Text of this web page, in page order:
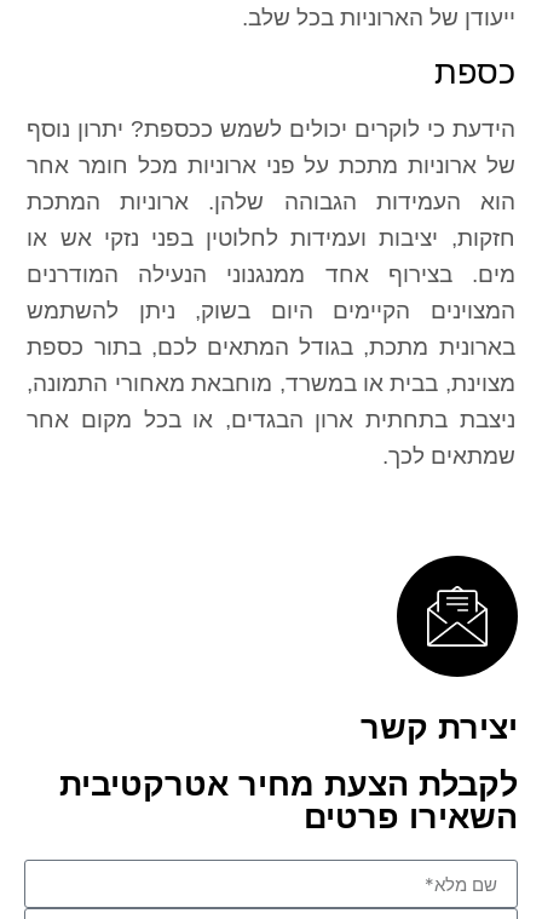
ייעודן של הארוניות בכל שלב.
כספת
הידעת כי לוקרים יכולים לשמש ככספת? יתרון נוסף
של ארוניות מתכת על פני ארוניות מכל חומר אחר
הוא העמידות הגבוהה שלהן. ארוניות המתכת
חזקות, יציבות ועמידות לחלוטין בפני נזקי אש או
מים. בצירוף אחד ממנגנוני הנעילה המודרנים
המצוינים הקיימים היום בשוק, ניתן להשתמש
בארונית מתכת, בגודל המתאים לכם, בתור כספת
מצוינת, בבית או במשרד, מוחבאת מאחורי התמונה,
ניצבת בתחתית ארון הבגדים, או בכל מקום אחר
שמתאים לכך.
יצירת קשר
לקבלת הצעת מחיר אטרקטיבית
השאירו פרטים